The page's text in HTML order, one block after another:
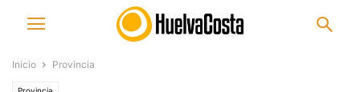
Inicio Provincia